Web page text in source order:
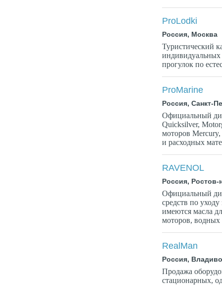
ProLodki
Россия, Москва
Туристический
прогулок по
ProMarine
Россия, Санкт-
Официальный
Quicksilver,
моторов Mercury,
и расходных
RAVENOL
Россия, Ростов-
Официальный
средств по
имеются масла
моторов,
RealMan
Россия,
Продажа
стационарных,